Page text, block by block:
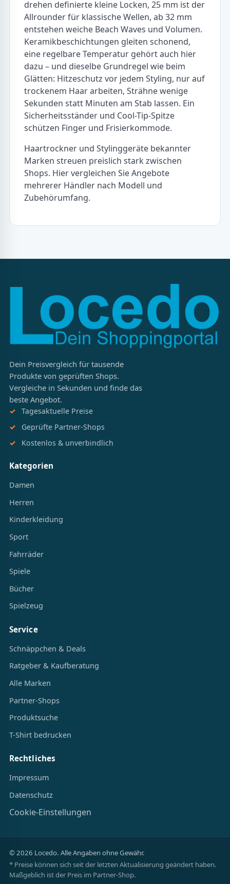
drehen definierte kleine Locken, 25 mm ist der
Allrounder für klassische Wellen, ab 32 mm
entstehen weiche Beach Waves und Volumen.
Keramikbeschichtungen gleiten schonend,
eine regelbare Temperatur gehört auch hier
dazu – und dieselbe Grundregel wie beim
Glätten: Hitzeschutz vor jedem Styling, nur auf
trockenem Haar arbeiten, Strähne wenige
Sekunden statt Minuten am Stab lassen. Ein
Sicherheitsständer und Cool-Tip-Spitze
schützen Finger und Frisierkommode.
Haartrockner und Stylinggeräte bekannter
Marken streuen preislich stark zwischen
Shops. Hier vergleichen Sie Angebote
mehrerer Händler nach Modell und
Zubehörumfang.
Dein Preisvergleich für tausende
Produkte von geprüften Shops.
Vergleiche in Sekunden und finde das
beste Angebot.
Tagesaktuelle Preise
Geprüfte Partner-Shops
Kostenlos & unverbindlich
Kategorien
Damen
Herren
Kinderkleidung
Sport
Fahrräder
Spiele
Bücher
Spielzeug
Service
Schnäppchen & Deals
Ratgeber & Kaufberatung
Alle Marken
Partner-Shops
Produktsuche
T-Shirt bedrucken
Rechtliches
Impressum
Datenschutz
Cookie-Einstellungen
© 2026 Locedo. Alle Angaben ohne Gewähr.
* Preise können sich seit der letzten Aktualisierung geändert haben.
Maßgeblich ist der Preis im Partner-Shop.